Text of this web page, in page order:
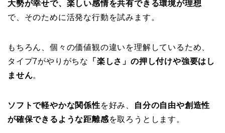
大勢が幸せで、楽しい感情を共有できる環境が理想
で、そのために活発な行動を試みます。
もちろん、個々の価値観の違いを理解しているため、
タイプ7がやりがちな
「楽しさ」の押し付けや強要はし
ません。
ソフトで軽やかな関係性を好み、
自分の自由や創造性
が確保できるような距離感を取ろうとします。